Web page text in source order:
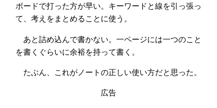
ボードで打った方が早い。キーワードと線を引っ張っ
て、考えをまとめることに使う。
あと詰め込んで書かない。一ページには一つのこと
を書くぐらいに余裕を持って書く。
たぶん、これがノートの正しい使い方だと思った。
広告